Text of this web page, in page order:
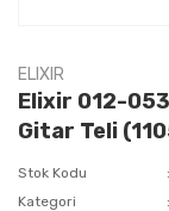
ELIXIR
Elixir 012-
Gitar Teli
Stok Kodu
Kategori